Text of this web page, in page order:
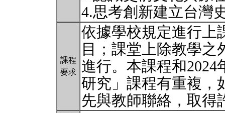
4.思考創新建立台灣
課程
要求
依據學校規定進行上
目；課堂上除教學
進行。本課程和
研究」課程有重複，
先與教師聯絡，取得